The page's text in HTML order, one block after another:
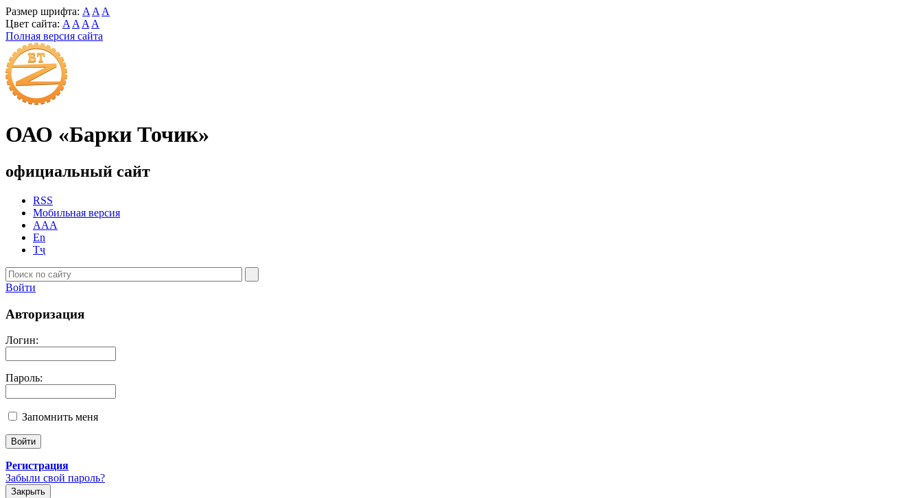
Размер шрифта: A A A
Цвет сайта: A A A A
Полная версия сайта
ОАО «Барки Точик»
официальный сайт
RSS
Мобильная версия
AAA
En
Тҷ
Войти
Авторизация
Логин:
Пароль:
Запомнить меня
Регистрация
Забыли свой пароль?
Закрыть